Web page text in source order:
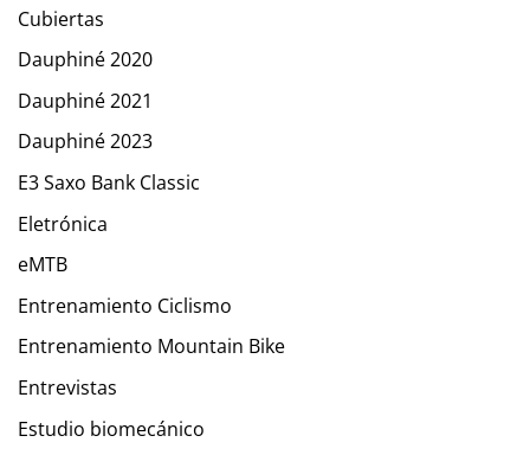
Cubiertas
Dauphiné 2020
Dauphiné 2021
Dauphiné 2023
E3 Saxo Bank Classic
Eletrónica
eMTB
Entrenamiento Ciclismo
Entrenamiento Mountain Bike
Entrevistas
Estudio biomecánico